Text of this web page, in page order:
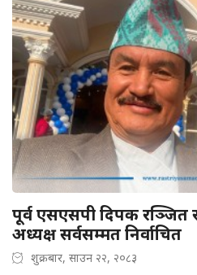
पूर्व एसएसपी दिपक रञ्जित
अध्यक्ष सर्वसम्मत निर्वाचित
शुक्रबार, साउन २२, २०८३